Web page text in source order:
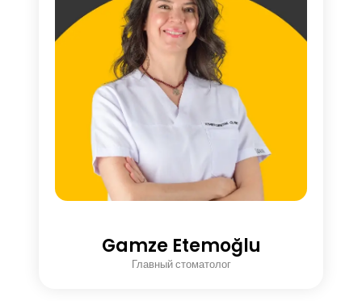
Gamze Etemoğlu
Главный стоматолог